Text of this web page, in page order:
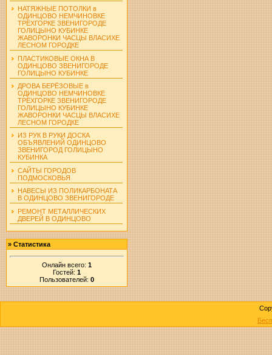
НАТЯЖНЫЕ ПОТОЛКИ в
ОДИНЦОВО НЕМЧИНОВКЕ
ТРЁХГОРКЕ ЗВЕНИГОРОДЕ
ГОЛИЦЫНО КУБИНКЕ
ЖАВОРОНКИ ЧАСЦЫ ВЛАСИХЕ
ЛЕСНОМ ГОРОДКЕ
ПЛАСТИКОВЫЕ ОКНА В
ОДИНЦОВО ЗВЕНИГОРОДЕ
ГОЛИЦЫНО КУБИНКЕ
ДРОВА БЕРЁЗОВЫЕ в
ОДИНЦОВО НЕМЧИНОВКЕ
ТРЁХГОРКЕ ЗВЕНИГОРОДЕ
ГОЛИЦЫНО КУБИНКЕ
ЖАВОРОНКИ ЧАСЦЫ ВЛАСИХЕ
ЛЕСНОМ ГОРОДКЕ
ИЗ РУК В РУКИ ДОСКА
ОБЪЯВЛЕНИЙ ОДИНЦОВО
ЗВЕНИГОРОД ГОЛИЦЫНО
КУБИНКА
САЙТЫ ГОРОДОВ
ПОДМОСКОВЬЯ
НАВЕСЫ ИЗ ПОЛИКАРБОНАТА
В ОДИНЦОВО ЗВЕНИГОРОДЕ
РЕМОНТ МЕТАЛЛИЧЕСКИХ
ДВЕРЕЙ В ОДИНЦОВО
» Статистика
Онлайн всего: 1
Гостей: 1
Пользователей: 0